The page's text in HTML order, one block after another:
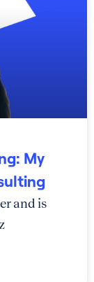
My
and is